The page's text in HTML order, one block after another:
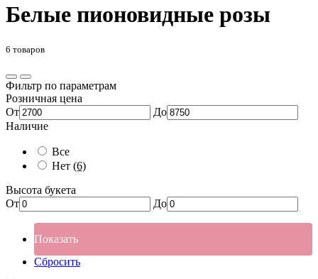
Белые пионовидные розы
6 товаров
Фильтр по параметрам
Розничная цена
От
До
Наличие
Все
Нет (6)
Высота букета
От
До
Показать
Сбросить